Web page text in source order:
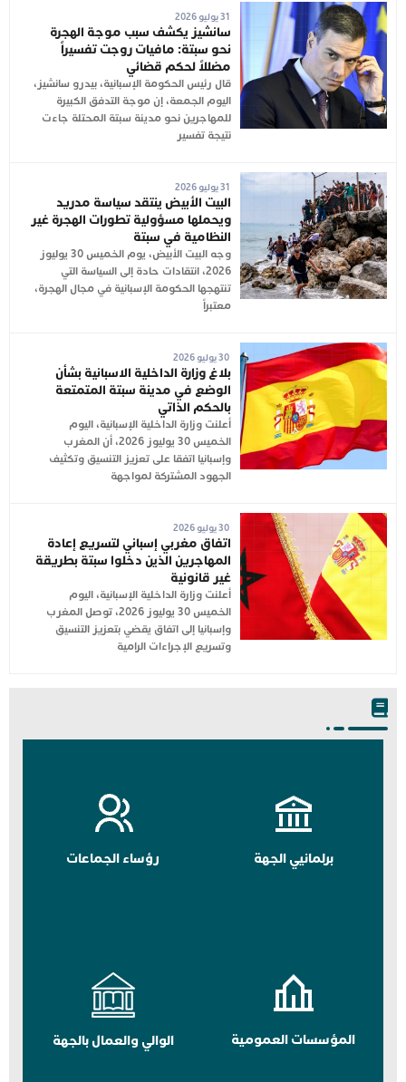
31 يوليو 2026
سانشيز يكشف سبب موجة الهجرة
نحو سبتة: مافيات روجت تفسيراً
مضللاً لحكم قضائي
قال رئيس الحكومة الإسبانية، بيدرو سانشيز،
اليوم الجمعة، إن موجة التدفق الكبيرة
للمهاجرين نحو مدينة سبتة المحتلة جاءت
نتيجة تفسير
31 يوليو 2026
البيت الأبيض ينتقد سياسة مدريد
ويحملها مسؤولية تطورات الهجرة غير
النظامية في سبتة
وجه البيت الأبيض، يوم الخميس 30 يوليوز
2026، انتقادات حادة إلى السياسة التي
تنتهجها الحكومة الإسبانية في مجال الهجرة،
معتبراً
30 يوليو 2026
بلاغ وزارة الداخلية الاسبانية بشأن
الوضع في مدينة سبتة المتمتعة
بالحكم الذاتي
أعلنت وزارة الداخلية الإسبانية، اليوم
الخميس 30 يوليوز 2026، أن المغرب
وإسبانيا اتفقا على تعزيز التنسيق وتكثيف
الجهود المشتركة لمواجهة
30 يوليو 2026
اتفاق مغربي إسباني لتسريع إعادة
المهاجرين الذين دخلوا سبتة بطريقة
غير قانونية
أعلنت وزارة الداخلية الإسبانية، اليوم
الخميس 30 يوليوز 2026، توصل المغرب
وإسبانيا إلى اتفاق يقضي بتعزيز التنسيق
وتسريع الإجراءات الرامية
برلمانيي الجهة رؤساء الجماعات
المؤسسات العمومية الوالي والعمال بالجهة